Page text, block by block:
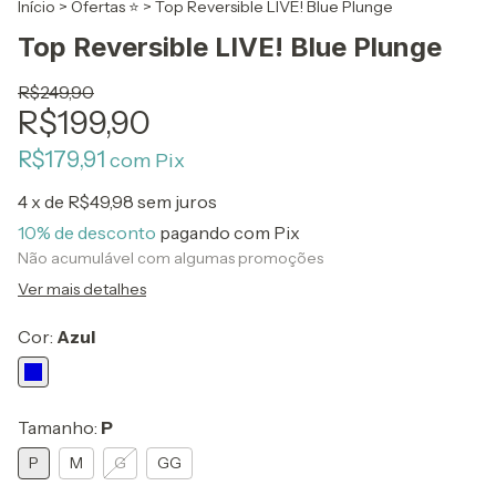
Início > Ofertas ⭐ > Top Reversible LIVE! Blue Plunge
Top Reversible LIVE! Blue Plunge
R$249,90
R$199,90
R$179,91 com Pix
4x de R$49,98 sem juros
10% de desconto pagando com Pix
Não acumulável com algumas promoções
Ver mais detalhes
Cor: Azul
Tamanho: P
P M G GG